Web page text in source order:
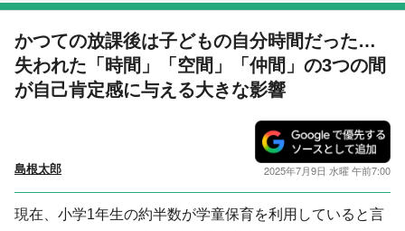
かつての放課後は子どもの自分時間だった…
失われた「時間」「空間」「仲間」の3つの間
が自己肯定感に与える大きな影響
島根太郎 2025年7月9日 水曜 午前7:00
現在、小学1年生の約半数が学童保育を利用していると言